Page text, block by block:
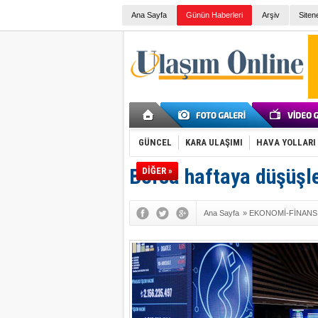
Ana Sayfa Günün Haberleri Arşiv
GÜNCEL KARA ULAŞIMI HAVA YOLLARI
DİĞER »
Borsa haftaya
Ana Sayfa » EKONOMİ-FİNANS